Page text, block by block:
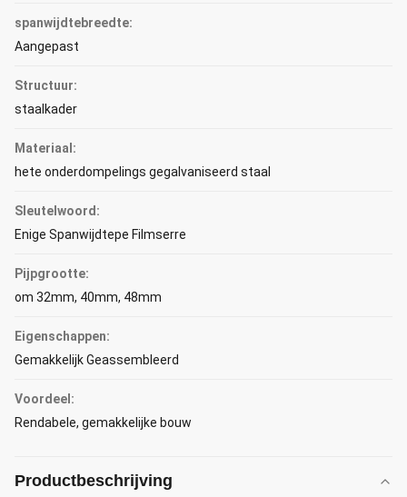
spanwijdtebreedte:
Aangepast
Structuur:
staalkader
Materiaal:
hete onderdompelings gegalvaniseerd staal
Sleutelwoord:
Enige Spanwijdtepe Filmserre
Pijpgrootte:
om 32mm, 40mm, 48mm
Eigenschappen:
Gemakkelijk Geassembleerd
Voordeel:
Rendabele, gemakkelijke bouw
Productbeschrijving